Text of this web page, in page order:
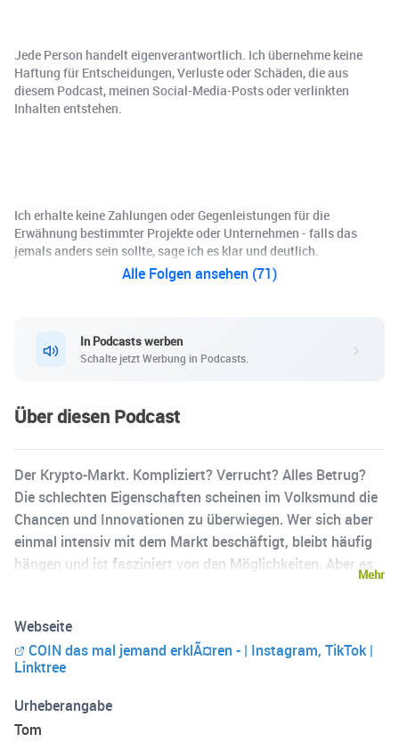
Jede Person handelt eigenverantwortlich. Ich übernehme keine
Haftung für Entscheidungen, Verluste oder Schäden, die aus
diesem Podcast, meinen Social-Media-Posts oder verlinkten
Inhalten entstehen.
Ich erhalte keine Zahlungen oder Gegenleistungen für die
Erwähnung bestimmter Projekte oder Unternehmen - falls das
jemals anders sein sollte, sage ich es klar und deutlich.
Alle Folgen ansehen (71)
In Podcasts werben
Schalte jetzt Werbung in Podcasts.
Über diesen Podcast
Der Krypto-Markt. Kompliziert? Verrucht? Alles Betrug?
Die schlechten Eigenschaften scheinen im Volksmund die
Chancen und Innovationen zu überwiegen. Wer sich aber
einmal intensiv mit dem Markt beschäftigt, bleibt häufig
hängen und ist fasziniert von den Möglichkeiten. Aber es
In diesem Podcast werden Fragen gestellt, hin und wieder
gelöst und manchmal einfach nur Beistand geboten, für
alle die danach sagen "ich bin nicht allein mit meinem
Unwissen" Keine Anlageberatung.
Mehr
Webseite
COIN das mal jemand erklÃ¤ren - | Instagram, TikTok |
Linktree
Urheberangabe
Tom